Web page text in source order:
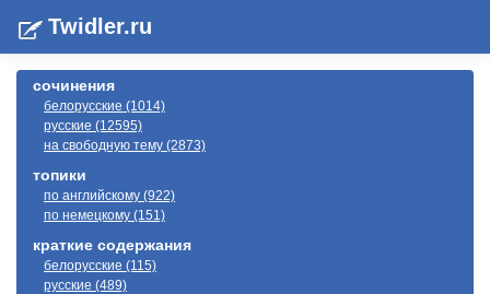
Twidler.ru
сочинения
белорусские (1014)
русские (12595)
на свободную тему (2873)
топики
по английскому (922)
по немецкому (151)
краткие содержания
белорусские (115)
русские (489)